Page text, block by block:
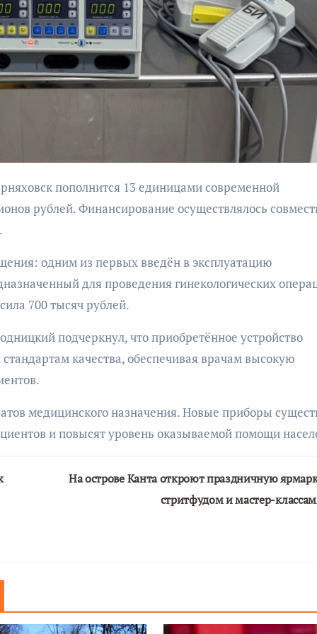
рублей. Финансирование осуществлялось
одним из первых введён в эксплуатацию
для проведения гинекологических
700 тысяч рублей.
подчеркнул, что приобретённое устройство
качества, обеспечивая врачам высокую
медицинского назначения. Новые приборы
и повысят уровень оказываемой помощи
На острове Канта откроют праздничную
стритфудом и мастер-
бурана
Николай Патрушев
поддержал
Калининграде
морского фестиваля
«Открытое море»
АФИША
ОБЩЕСТВО
Организаторы
фестиваля
объявили даты
проведения!